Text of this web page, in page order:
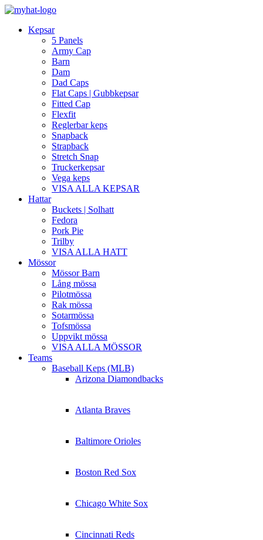
Kepsar
5 Panels
Army Cap
Barn
Dam
Dad Caps
Flat Caps | Gubbkepsar
Fitted Cap
Flexfit
Reglerbar keps
Snapback
Strapback
Stretch Snap
Truckerkepsar
Vega keps
VISA ALLA KEPSAR
Hattar
Buckets | Solhatt
Fedora
Pork Pie
Trilby
VISA ALLA HATT
Mössor
Mössor Barn
Lång mössa
Pilotmössa
Rak mössa
Sotarmössa
Tofsmössa
Uppvikt mössa
VISA ALLA MÖSSOR
Teams
Baseball Keps (MLB)
Arizona Diamondbacks
Atlanta Braves
Baltimore Orioles
Boston Red Sox
Chicago White Sox
Cincinnati Reds